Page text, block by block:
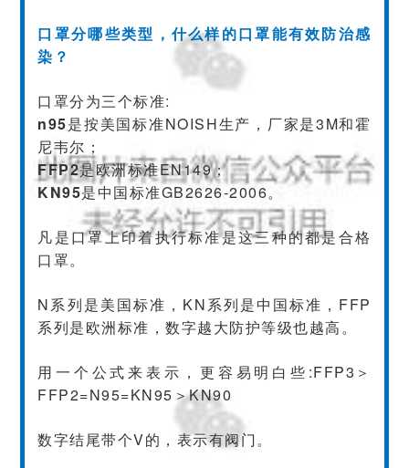
口罩分哪些类型，什么样的口罩能有效防治感
染？
口罩分为三个标准:
n95是按美国标准NOISH生产，厂家是3M和霍
尼韦尔；
FFP2是欧洲标准EN149；
KN95是中国标准GB2626-2006。
凡是口罩上印着执行标准是这三种的都是合格
口罩。
N系列是美国标准，KN系列是中国标准，FFP
系列是欧洲标准，数字越大防护等级也越高。
用一个公式来表示，更容易明白些:FFP3＞
FFP2=N95=KN95＞KN90
数字结尾带个V的，表示有阀门。